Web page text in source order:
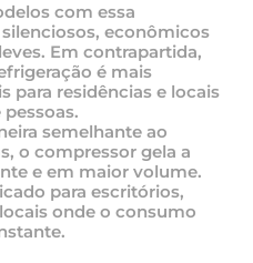
com essa
econômicos
Em contrapartida,
é mais
para residências e locais
semelhante ao
o compressor gela a
e em maior volume.
para escritórios,
onde o consumo